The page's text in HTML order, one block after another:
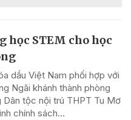
học STEM cho học
dầu Việt Nam phối hợp với
Ngãi khánh thành phòng
tộc nội trú THPT Tu Mơ
chính sách...